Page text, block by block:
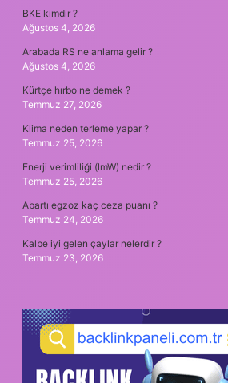
BKE kimdir ?
Ağustos 4, 2026
Arabada RS ne anlama gelir ?
Ağustos 4, 2026
Kürtçe hırbo ne demek ?
Temmuz 27, 2026
Klima neden terleme yapar ?
Temmuz 25, 2026
Enerji verimliliği (lmW) nedir ?
Temmuz 25, 2026
Abartı egzoz kaç ceza puanı ?
Temmuz 24, 2026
Kalbe iyi gelen çaylar nelerdir ?
Temmuz 23, 2026